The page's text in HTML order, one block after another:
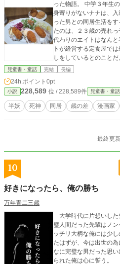
った物語。 中学３年生の鈴宮ナナの母が交通事故で死んだ。
身寄りがないナナは、
った男との同居生活を
たのは、２３歳の売れっ子
代わりのエイトはなん
トが経営する定食屋で
しをしているとのことだ。 見た目とは裏腹に料理雑学、
雑学をいっぱい知ってい
しての客の依頼を引き受
堂を始めることに。子ど
ドラマが繰り広げられる。 本当の家族になるために、
生活を始める。 母親の
い、辛い日々。 怨むこ
生まれた好きの気持ち
児童書・童話 完結 長編
24h.ポイント 0pt
小説 228,589 位 / 228,589件 児童書・童話
半妖 死神 同居 歳の差 漫画家
最終更
10
好きになったら、俺の勝ち
万年青二三歳
大学時代に片想いし
璧人間だった先輩はノ
ッチリ大柄な俺には少
たはずが、今は出世の
なに完璧な男だった思
られた俺は心に誓う。